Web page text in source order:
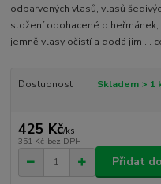
odbarvených vlasů, vlasů
složení obohacené o
jemně vlasy očistí a dodá jim ...
Dostupnost Skladem > 1
425 Kč/ks
351 Kč bez DPH
Přidat